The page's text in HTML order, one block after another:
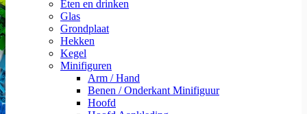
Eten en drinken
Glas
Grondplaat
Hekken
Kegel
Minifiguren
Arm / Hand
Benen / Onderkant Minifiguur
Hoofd